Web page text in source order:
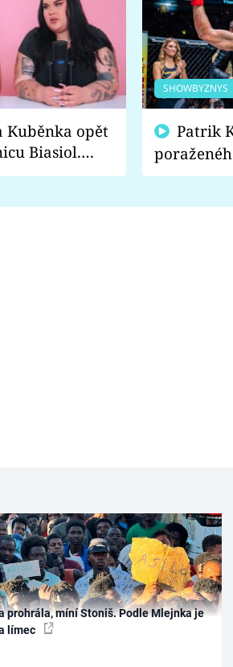
Kuběnka opět
Biasiol.
falešná a
SHOWBYZNYS
fanoušci
prohrála, míní Stoniš. Podle Mlejnka je
límec